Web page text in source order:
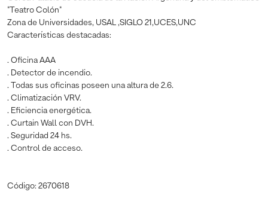
"Teatro Colón"
Zona de Universidades, USAL ,SIGLO 21,UCES,UNC
Características destacadas:
. Oficina AAA
. Detector de incendio.
. Todas sus oficinas poseen una altura de 2.6.
. Climatización VRV.
. Eficiencia energética.
. Curtain Wall con DVH.
. Seguridad 24 hs.
. Control de acceso.
Código: 2670618